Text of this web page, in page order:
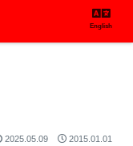
2025.05.09 2015.01.01
English